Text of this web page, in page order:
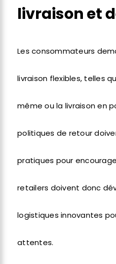
livraison et
Les consommateurs
livraison flexibles, telles
même ou la livraison en
politiques de retour
pratiques pour
retailers doivent donc
logistiques innovantes
attentes.